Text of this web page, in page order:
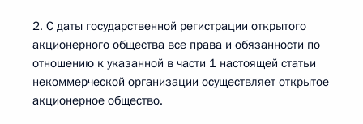
2. С даты государственной регистрации открытого
акционерного общества все права и обязанности по
отношению к указанной в части 1 настоящей статьи
некоммерческой организации осуществляет открытое
акционерное общество.